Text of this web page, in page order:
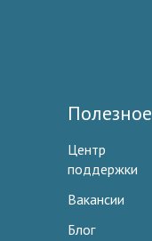
Полезное
Центр
поддержки
Вакансии
Блог